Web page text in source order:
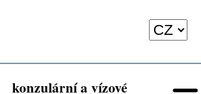
konzulární a vízové